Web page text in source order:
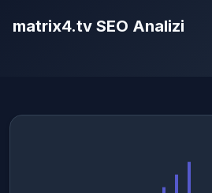
matrix4.tv SEO Analizi